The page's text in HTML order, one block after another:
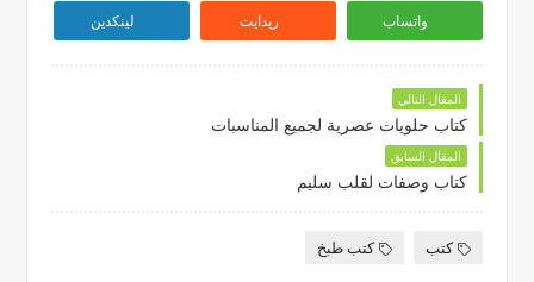
واتساب ريدايت لينكدين
المقال التالي
كتاب حلويات عصرية لجميع المناسبات
المقال السابق
كتاب وصفات لقلب سليم
كتب كتب طبخ